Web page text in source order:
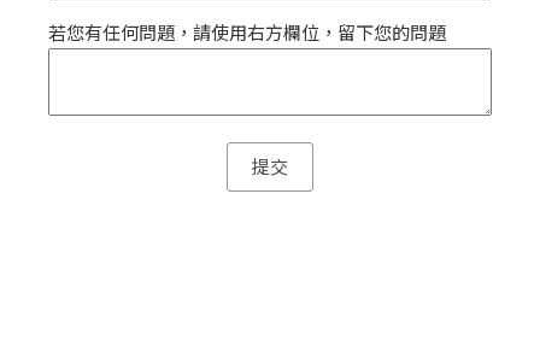
若您有任何問題，請使用右方欄位，留下您的問題